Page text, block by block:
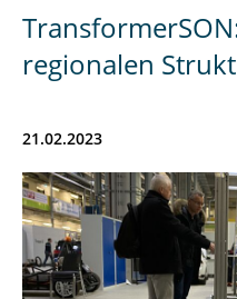
regionalen
21.02.2023